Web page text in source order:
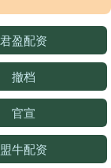
君盈配资
撤档
官宣
盟牛配资